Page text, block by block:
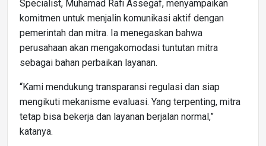
Specialist, Muhamad Rafi Assegaf, menyampaikan
komitmen untuk menjalin komunikasi aktif dengan
pemerintah dan mitra. Ia menegaskan bahwa
perusahaan akan mengakomodasi tuntutan mitra
sebagai bahan perbaikan layanan.
“Kami mendukung transparansi regulasi dan siap
mengikuti mekanisme evaluasi. Yang terpenting, mitra
tetap bisa bekerja dan layanan berjalan normal,”
katanya.